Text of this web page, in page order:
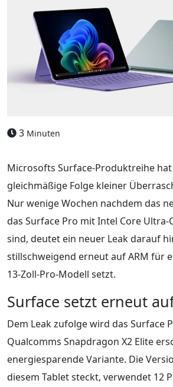
3 Minuten
Microsofts Surface-Produktreihe
gleichmäßige Folge kleiner
Nur wenige Wochen nachdem das
das Surface Pro mit Intel Core Ultra-
sind, deutet ein neuer Leak darauf
stillschweigend erneut auf ARM für
13-Zoll-Pro-Modell setzt.
Surface setzt erneut
Dem Leak zufolge wird das Surface
Qualcomms Snapdragon X2 Elite
energiesparende Variante. Die
diesem Tablet steckt, verwendet 12